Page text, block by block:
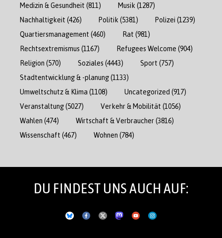
Medizin & Gesundheit (811) Musik (1287)
Nachhaltigkeit (426) Politik (5381) Polizei (1239)
Quartiersmanagement (460) Rat (981)
Rechtsextremismus (1167) Refugees Welcome (904)
Religion (570) Soziales (4443) Sport (757)
Stadtentwicklung & -planung(1133)
Umweltschutz & Klima (1108) Uncategorized (917)
Veranstaltung(5027) Verkehr & Mobilität (1056)
Wahlen (474) Wirtschaft & Verbraucher(3816)
Wissenschaft (467) Wohnen (784)
DU FINDEST UNS AUCH AUF: